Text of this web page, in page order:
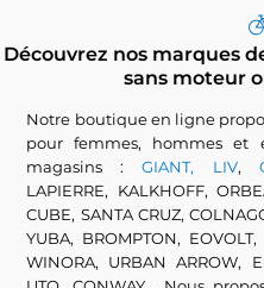
Découvrez nos marques
sans moteur
Notre boutique en ligne
pour femmes, hommes et
magasins :GIANT, LIV,
LAPIERRE, KALKHOFF,
CUBE, SANTA CRUZ,
YUBA, BROMPTON,
WINORA, URBAN ARROW,